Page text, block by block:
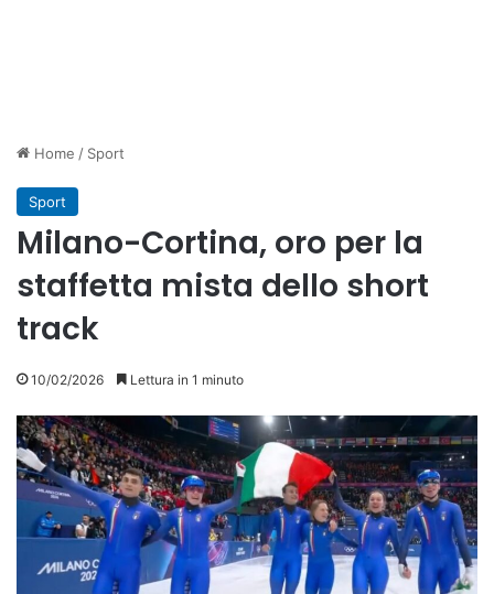
Home / Sport
Sport
Milano-Cortina, oro per la
staffetta mista dello short
track
10/02/2026 Lettura in 1 minuto